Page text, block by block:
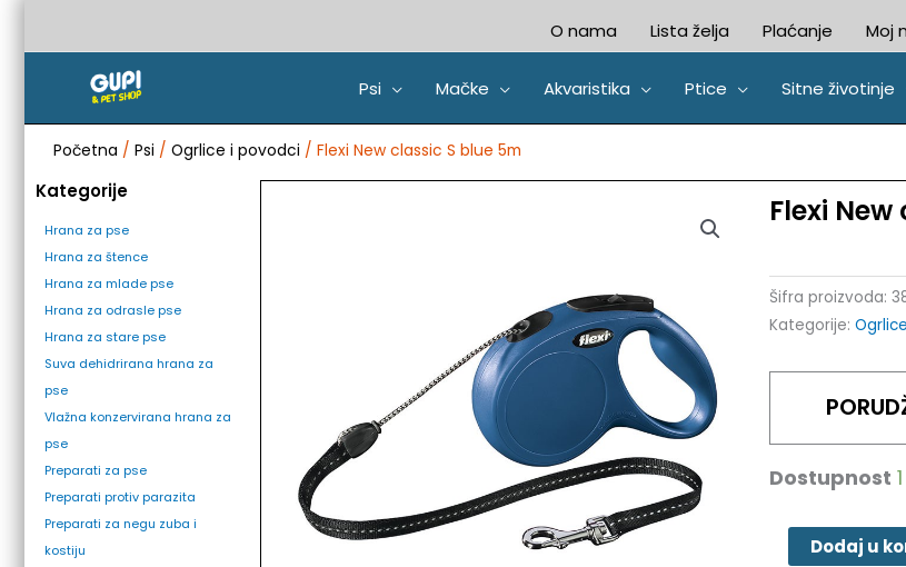
O nama Lista želja Plaćanje Moj
Psi Mačke Akvaristika Ptice Sitne životinje
Početna / Psi / Ogrlice i povodci / Flexi New classic S blue 5m
Kategorije
Hrana za pse
Hrana za štence
Hrana za mlade pse
Hrana za odrasle pse
Hrana za stare pse
Suva dehidrirana hrana za
pse
Vlažna konzervirana hrana za
pse
Preparati za pse
Preparati protiv parazita
Preparati za negu zuba i
kostiju
Flexi
Šifra proizvoda:
Kategorije:
Dostupnost
Flexi
classic
Dodaj u